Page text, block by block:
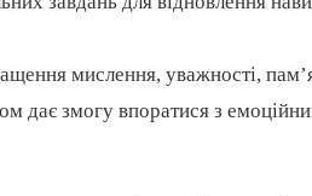
мислення, уважності,
дає змогу впоратися з